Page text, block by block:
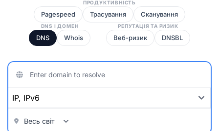
ПРОДУКТИВНІСТЬ
Pagespeed Трасування Сканування
DNS І ДОМЕН
DNS Whois
РЕПУТАЦІЯ ТА РИЗИК
Веб-ризик DNSBL